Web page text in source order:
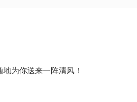
为你送来一阵清风！